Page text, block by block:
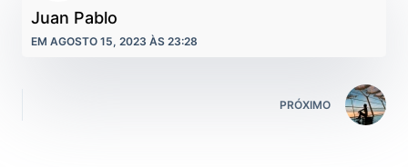
Juan Pablo
EM AGOSTO 15, 2023 ÀS 23:28
PRÓXIMO